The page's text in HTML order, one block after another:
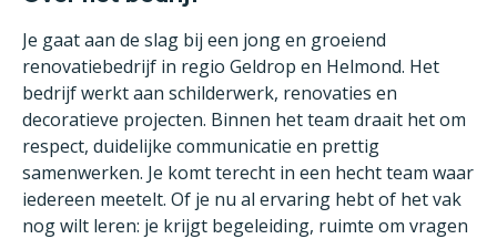
Je gaat aan de slag bij een jong en groeiend
renovatiebedrijf in regio Geldrop en Helmond. Het
bedrijf werkt aan schilderwerk, renovaties en
decoratieve projecten. Binnen het team draait het om
respect, duidelijke communicatie en prettig
samenwerken. Je komt terecht in een hecht team waar
iedereen meetelt. Of je nu al ervaring hebt of het vak
nog wilt leren: je krijgt begeleiding, ruimte om vragen